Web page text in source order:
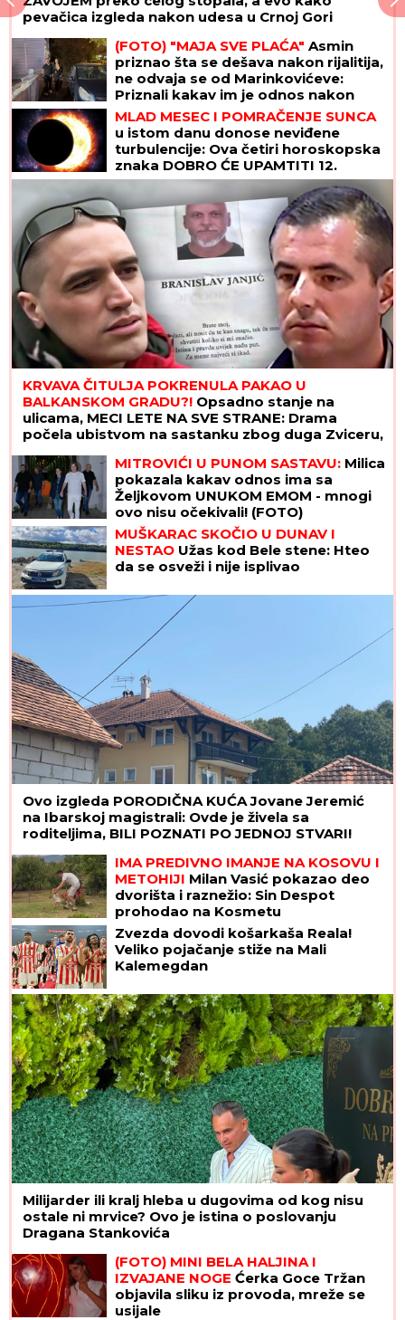
pevačica izgleda nakon udesa u Crnoj Gori
(FOTO) "MAJA SVE PLAĆA" Asmin
priznao šta se dešava nakon rijalitija,
ne odvaja se od Marinkovićeve:
Priznali kakav im je odnos nakon
skandala
MLAD MESEC I POMRAČENJE SUNCA
u istom danu donose neviđene
turbulencije: Ova četiri horoskopska
znaka DOBRO ĆE UPAMTITI 12.
avgust - od tad im se ŽIVOT MENJA
NAGLAVAČKE
KRVAVA ČITULJA POKRENULA PAKAO U
BALKANSKOM GRADU?! Opsadno stanje na
ulicama, MECI LETE NA SVE STRANE: Drama
počela ubistvom na sastanku zbog duga Zviceru,
MITROVIĆI U PUNOM SASTAVU: Milica
pokazala kakav odnos ima sa
Željkovom UNUKOM EMOM - mnogi
ovo nisu očekivali! (FOTO)
MUŠKARAC SKOČIO U DUNAV I
NESTAO Užas kod Bele stene: Hteo
da se osveži i nije isplivao
Ovo izgleda PORODIČNA KUĆA Jovane Jeremić
na Ibarskoj magistrali: Ovde je živela sa
roditeljima, BILI POZNATI PO JEDNOJ STVARI!
IMA PREDIVNO IMANJE NA KOSOVU I
METOHIJI Milan Vasić pokazao deo
dvorišta i raznežio: Sin Despot
prohodao na Kosmetu
Zvezda dovodi košarkaša Reala!
Veliko pojačanje stiže na Mali
Kalemegdan
Milijarder ili kralj hleba u dugovima od kog nisu
ostale ni mrvice? Ovo je istina o poslovanju
Dragana Stankovića
(FOTO) MINI BELA HALJINA I
IZVAJANE NOGE Ćerka Goce Tržan
objavila sliku iz provoda, mreže se
usijale